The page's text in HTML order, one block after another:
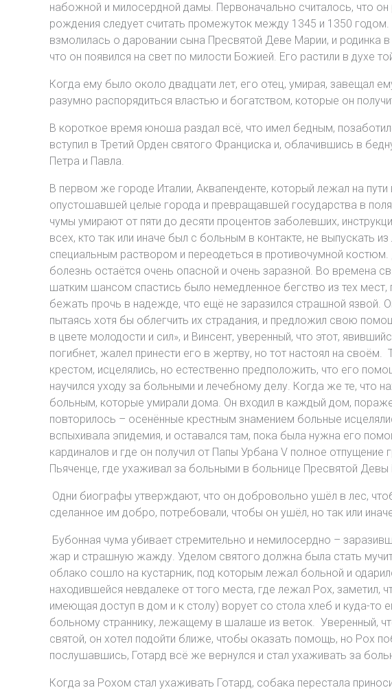
набожной и милосердной дамы. Первоначально считалось, что
рождения следует считать промежуток между 1345 и 1350
взмолилась о даровании сына Пресвятой Деве Марии, и
что он появился на свет по милости Божией. Его растили в духе
Когда ему было около двадцати лет, его отец, умирая, завещал
разумно распорядиться властью и богатством, которые он
В короткое время юноша раздал всё, что имел бедным,
вступил в Третий Орден святого Франциска и, облачившись в
Петра и Павла.
В первом же городе Италии, Аквапенденте, который лежал на
опустошавшей целые города и превращавшей государства в
чумы умирают от пяти до десяти процентов заболевших,
всех, кто так или иначе был с больным в контакте, не выпускать
специальным раствором и переодеться в противочумной
болезнь остаётся очень опасной и очень заразной. Во времена
шатким шансом спастись было немедленное бегство из тех
бежать прочь в надежде, что ещё не заразился страшной язвой.
пытаясь хотя бы облегчить их страдания, и предложил свою
в цвете молодости и сил», и Винсент, уверенный, что этот,
погибнет, жалел принести его в жертву, но тот настоял на
крестом, исцелялись, но естественно предположить, что его
научился уходу за больными и лечебному делу. Когда же те, что
больным, которые умирали дома. Он входил в каждый дом,
повторилось – осенённые крестным знамением больные
вспыхивала эпидемия, и оставался там, пока была нужна его
кардиналов и где он получил от Папы Урбана V полное
Пьяченце, где ухаживал за больными в больнице Пресвятой
Одни биографы утверждают, что он добровольно ушёл в лес,
сделанное им добро, потребовали, чтобы он ушёл, но так или
Бубонная чума убивает стремительно и немилосердно –
жар и страшную жажду. Уделом святого должна была стать
облако сошло на кустарник, под которым лежал больной и
находившейся невдалеке от того места, где лежал Рох, заметил,
имеющая доступ в дом и к столу) ворует со стола хлеб и куда-то
больному страннику, лежащему в шалаше из веток. Уверенный,
святой, он хотел подойти ближе, чтобы оказать помощь, но Рох
послушавшись, Готард всё же вернулся и стал ухаживать за
Когда за Рохом стал ухаживать Готард, собака перестала